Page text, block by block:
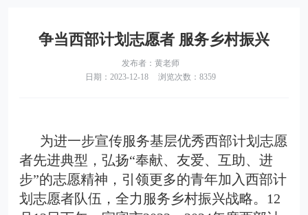
争当西部计划志愿者 服务乡村振兴
发布者：黄老师
日期：2023-12-18
浏览次数：8359
为进一步宣传服务基层优秀西部计划志愿
者先进典型，弘扬“奉献、友爱、互助、进
步”的志愿精神，引领更多的青年加入西部计
划志愿者队伍，全力服务乡村振兴战略。12